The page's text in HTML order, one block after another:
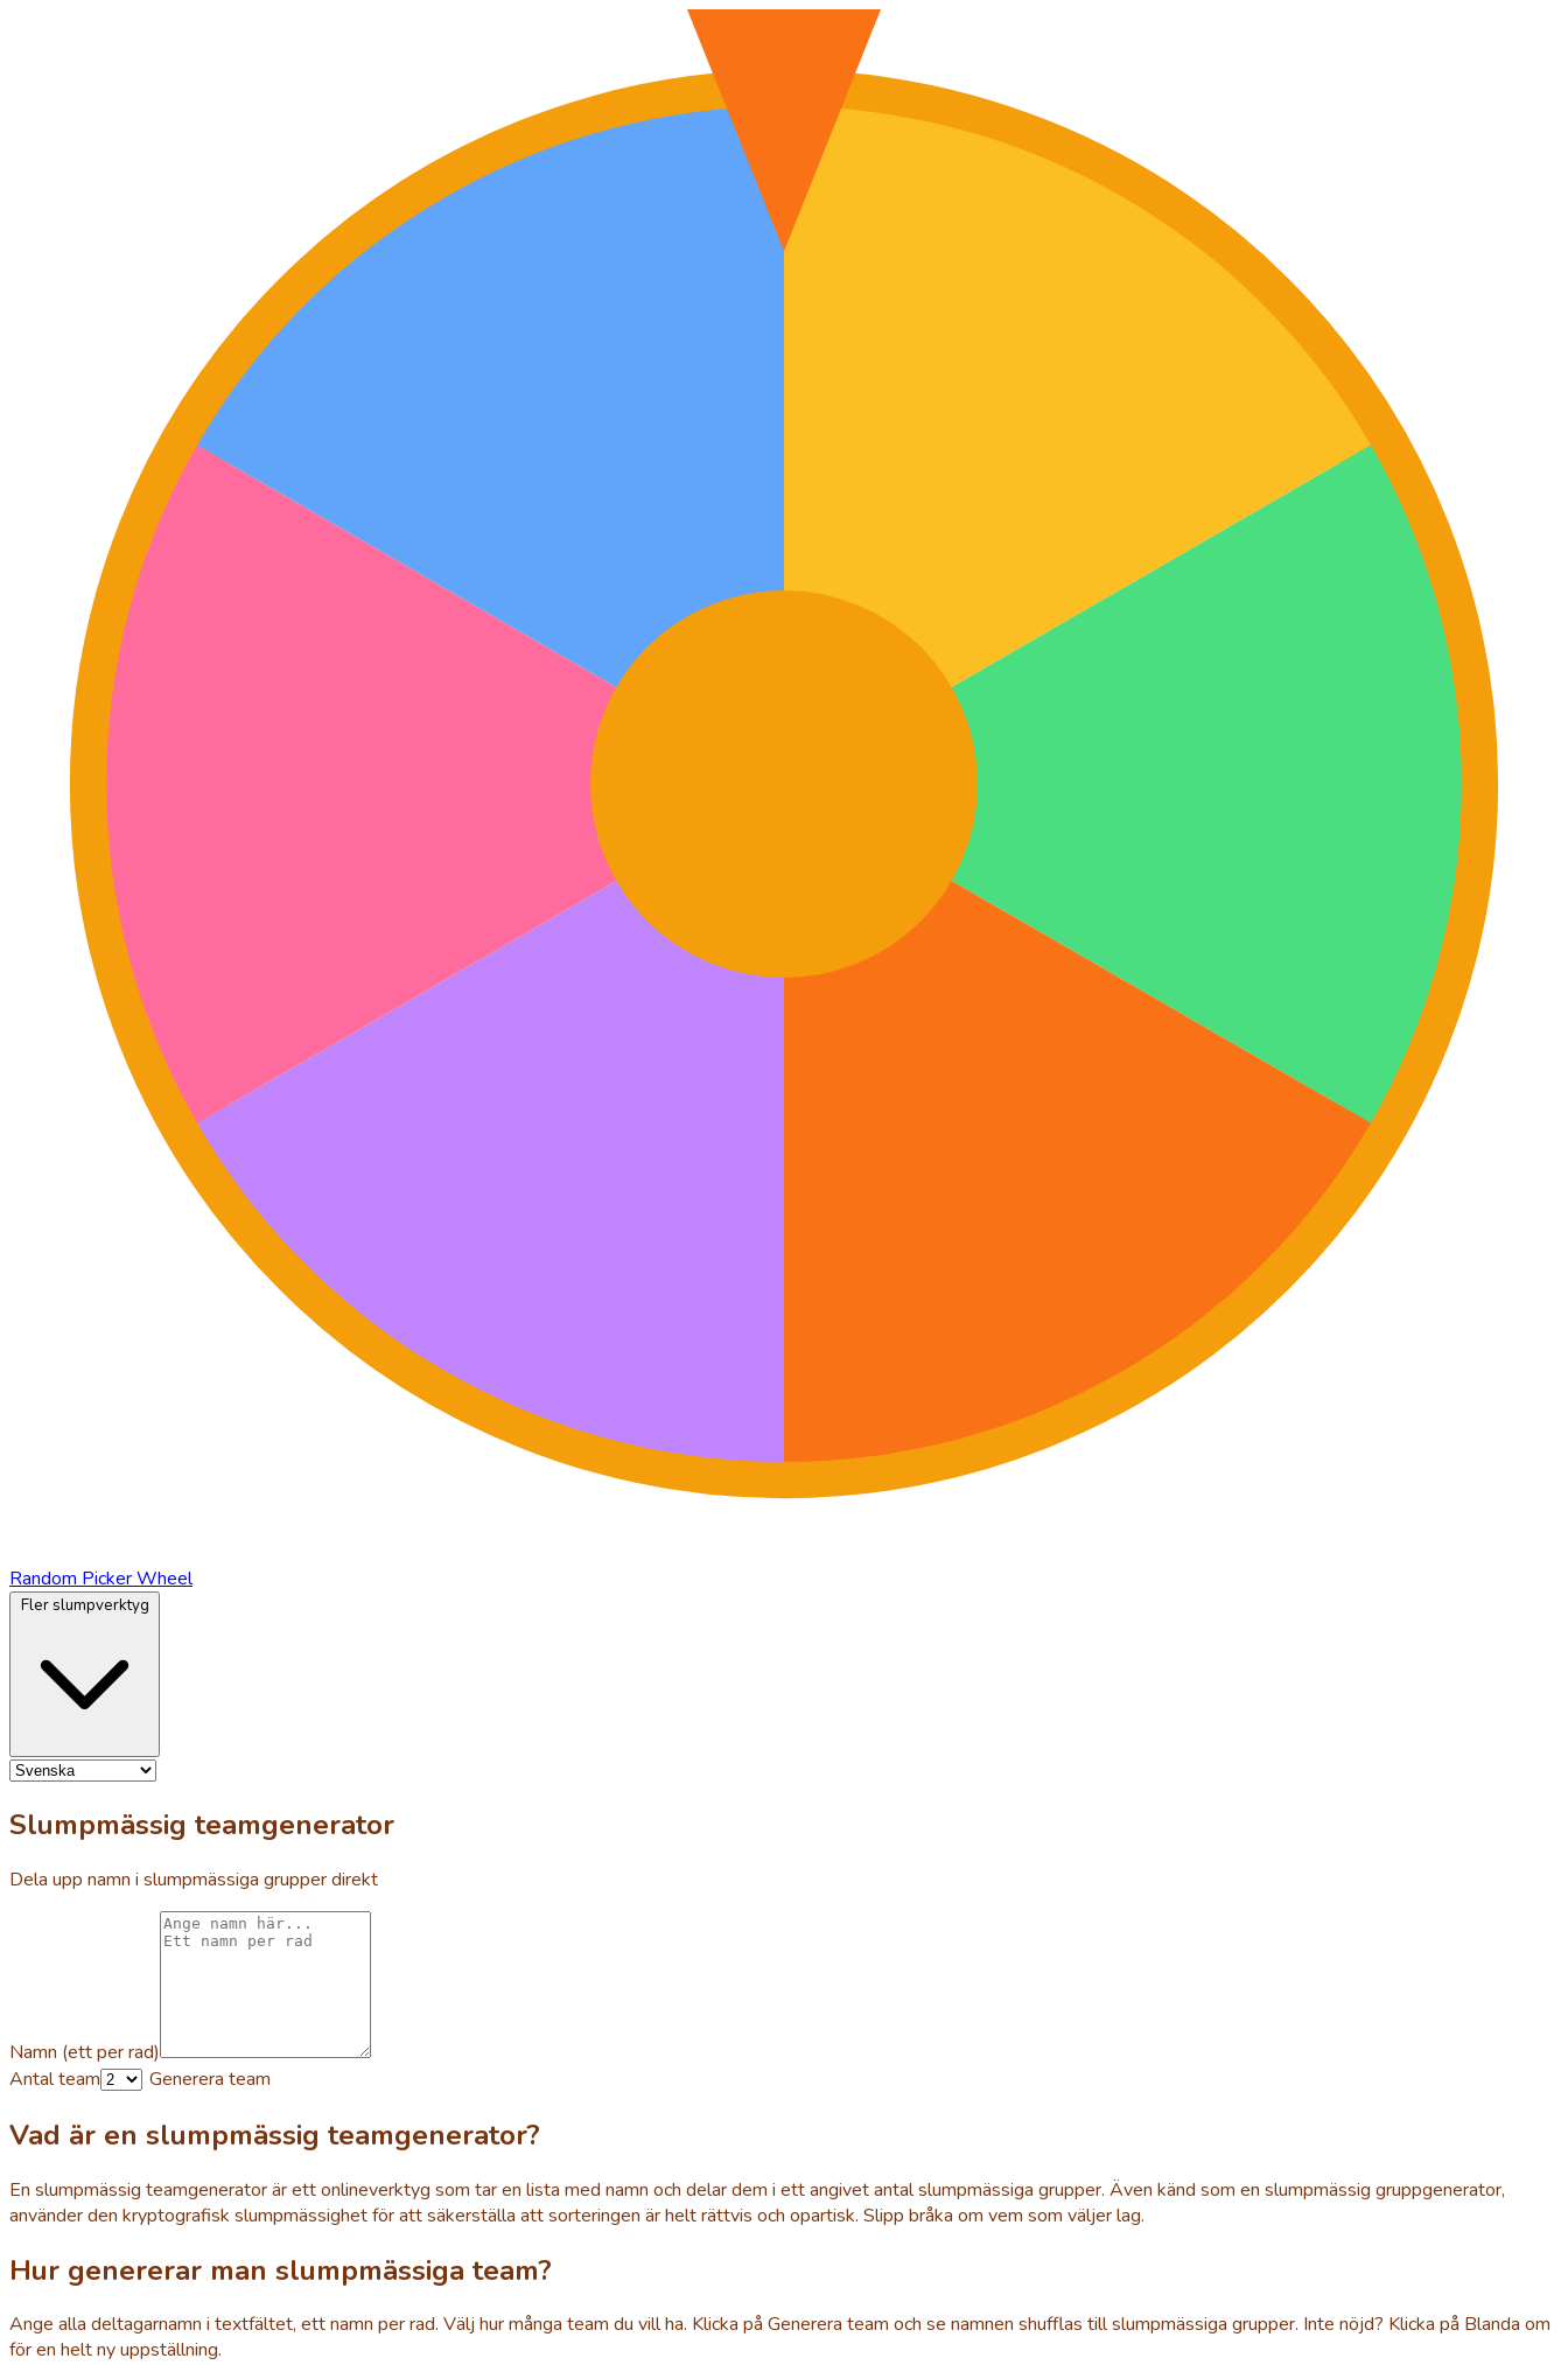
Random Picker Wheel
Slumpmässig teamgenerator
Dela upp namn i slumpmässiga grupper direkt
Namn (ett per rad)
Antal team
Generera team
Vad är en slumpmässig teamgenerator?
En slumpmässig teamgenerator är ett onlineverktyg som tar en lista med namn och delar dem i ett angivet antal slumpmässiga grupper. Även känd som en slumpmässig gruppgenerator,
använder den kryptografisk slumpmässighet för att säkerställa att sorteringen är helt rättvis och opartisk. Slipp bråka om vem som väljer lag.
Hur genererar man slumpmässiga team?
Ange alla deltagarnamn i textfältet, ett namn per rad. Välj hur många team du vill ha. Klicka på Generera team och se namnen shufflas till slumpmässiga grupper. Inte nöjd? Klicka på Blanda om
för en helt ny uppställning.